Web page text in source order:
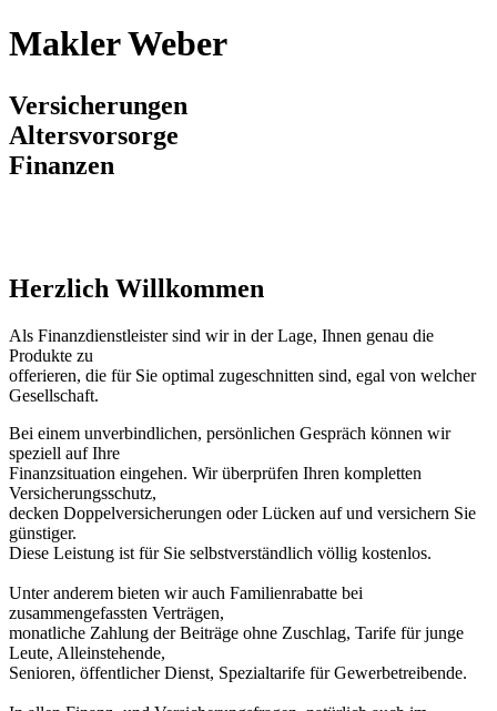
Makler Weber
Versicherungen
Altersvorsorge
Finanzen
Herzlich Willkommen
Als Finanzdienstleister sind wir in der Lage, Ihnen genau die
Produkte zu
offerieren, die für Sie optimal zugeschnitten sind, egal von welcher
Gesellschaft.
Bei einem unverbindlichen, persönlichen Gespräch können wir
speziell auf Ihre
Finanzsituation eingehen. Wir überprüfen Ihren kompletten
Versicherungsschutz,
decken Doppelversicherungen oder Lücken auf und versichern Sie
günstiger.
Diese Leistung ist für Sie selbstverständlich völlig kostenlos.
Unter anderem bieten wir auch Familienrabatte bei
zusammengefassten Verträgen,
monatliche Zahlung der Beiträge ohne Zuschlag, Tarife für junge
Leute, Alleinstehende,
Senioren, öffentlicher Dienst, Spezialtarife für Gewerbetreibende.